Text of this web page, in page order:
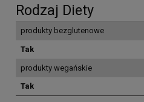
Rodzaj Diety
produkty bezglutenowe
Tak
produkty wegańskie
Tak